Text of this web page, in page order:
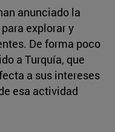
anunciado la
explorar y
De forma poco
a Turquía, que
a sus intereses
esa actividad